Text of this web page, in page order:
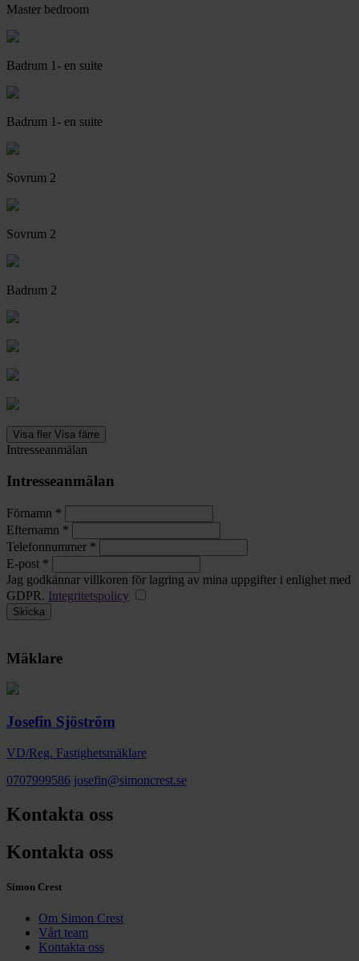
Master bedroom
Badrum 1- en suite
Badrum 1- en suite
Sovrum 2
Sovrum 2
Badrum 2
Visa fler Visa färre
Intresseanmälan
Intresseanmälan
Förnamn *
Efternamn *
Telefonnummer *
E-post *
Jag godkännar villkoren för lagring av mina uppgifter i enlighet med
GDPR. Integritetspolicy
Mäklare
Josefin Sjöström
VD/Reg. Fastighetsmäklare
0707999586 josefin@simoncrest.se
Kontakta oss
Kontakta oss
Simon Crest
Om Simon Crest
Vårt team
Kontakta oss